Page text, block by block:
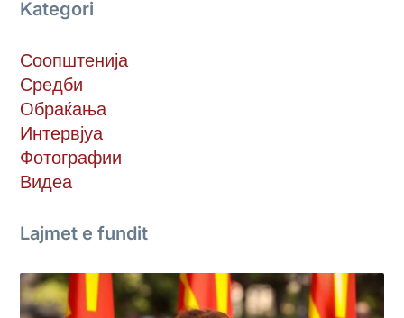
Kategori
Соопштенија
Средби
Обраќања
Интервјуа
Фотографии
Видеа
Lajmet e fundit